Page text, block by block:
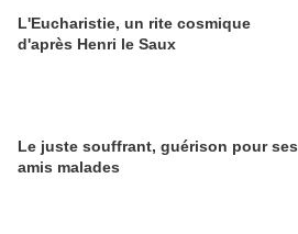
L'Eucharistie, un rite cosmique
d'après Henri le Saux
Le juste souffrant, guérison pour ses
amis malades